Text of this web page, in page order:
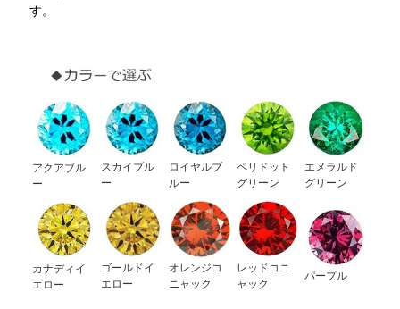
す。
アクアブル
ー
スカイブル
ー
ロイヤルブ
ルー
ペリドット
グリーン
エメラルド
グリーン
カナディイ
エロー
ゴールドイ
エロー
オレンジコ
ニャック
レッドコニ
ャック
パープル